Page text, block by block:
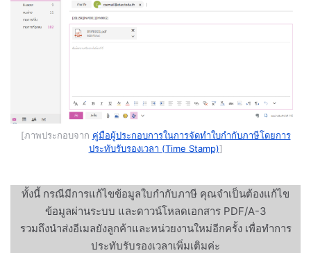
[ภาพประกอบจาก คู่มือผู้ประกอบการในการจัดทำใบกำกับภาษีโดยการ
ประทับรับรองเวลา (Time Stamp)]
ทั้งนี้ กรณีมีการแก้ไขข้อมูลใบกำกับภาษี คุณจำเป็นต้องแก้ไข
ข้อมูลผ่านระบบ และดาวน์โหลดเอกสาร PDF/A-3
รวมถึงนำส่งอีเมลยังลูกค้าและหน่วยงานใหม่อีกครั้ง เพื่อทำการ
ประทับรับรองเวลาเพิ่มเติมค่ะ